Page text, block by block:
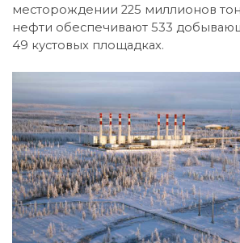
месторождении 225 миллионов
нефти обеспечивают 533
49 кустовых площадках.